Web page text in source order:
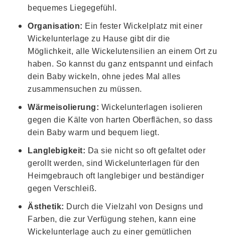
bequemes Liegegefühl.
Organisation: Ein fester Wickelplatz mit einer
Wickelunterlage zu Hause gibt dir die
Möglichkeit, alle Wickelutensilien an einem Ort zu
haben. So kannst du ganz entspannt und einfach
dein Baby wickeln, ohne jedes Mal alles
zusammensuchen zu müssen.
Wärmeisolierung: Wickelunterlagen isolieren
gegen die Kälte von harten Oberflächen, so dass
dein Baby warm und bequem liegt.
Langlebigkeit: Da sie nicht so oft gefaltet oder
gerollt werden, sind Wickelunterlagen für den
Heimgebrauch oft langlebiger und beständiger
gegen Verschleiß.
Ästhetik: Durch die Vielzahl von Designs und
Farben, die zur Verfügung stehen, kann eine
Wickelunterlage auch zu einer gemütlichen